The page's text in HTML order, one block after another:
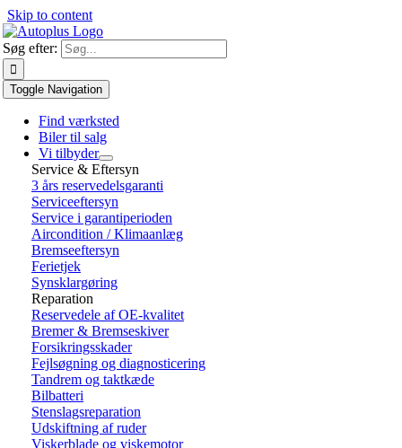
Skip to content
Søg efter:
Toggle Navigation
Find værksted
Biler til salg
Vi tilbyder
Service & Eftersyn
3 års reservedelsgaranti
Serviceeftersyn
Service i garantiperioden
Aircondition / Klimaanlæg
Bremseeftersyn
Ferietjek
Synsklargøring
Reparation
Reservedele af OE-kvalitet
Bremer & Bremseskiver
Forsikringsskader
Fejlsøgning og diagnosticering
Tandrem og taktkæde
Bilbatteri
Stenslagsreparation
Udskiftning af ruder
Viskerblade og viskemotor